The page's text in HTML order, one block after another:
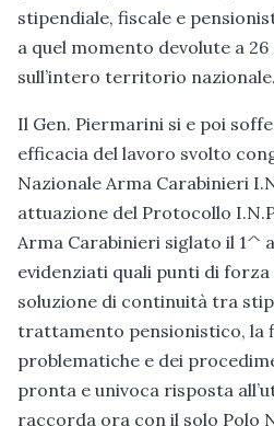
stipendiale, fiscale e
a quel momento devolute a
sull’intero territorio nazionale.
Il Gen. Piermarini si e poi
efficacia del lavoro svolto
Nazionale Arma Carabinieri
attuazione del Protocollo
Arma Carabinieri siglato il 1^
evidenziati quali punti di forza
soluzione di continuità tra
trattamento pensionistico, la
problematiche e dei
pronta e univoca risposta
raccorda ora con il solo Polo